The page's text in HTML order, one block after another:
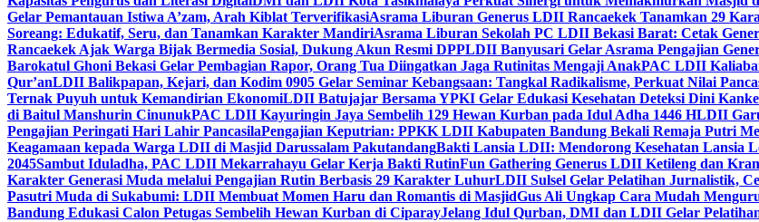
Gelar Pemantauan Istiwa A’zam, Arah Kiblat TerverifikasiAsrama Liburan Generus LDII Rancaekek Tanamkan 29
Soreang: Edukatif, Seru, dan Tanamkan Karakter MandiriAsrama Liburan Sekolah PC LDII Bekasi Barat: Cetak
Rancaekek Ajak Warga Bijak Bermedia Sosial, Dukung Akun Resmi DPPLDII Banyusari Gelar Asrama Pengajian
Barokatul Ghoni Bekasi Gelar Pembagian Rapor, Orang Tua Diingatkan Jaga Rutinitas Mengaji AnakPAC LDII
Qur’anLDII Balikpapan, Kejari, dan Kodim 0905 Gelar Seminar Kebangsaan: Tangkal Radikalisme, Perkuat Nilai
Ternak Puyuh untuk Kemandirian EkonomiLDII Batujajar Bersama YPKI Gelar Edukasi Kesehatan Deteksi Dini
di Baitul Manshurin CinunukPAC LDII Kayuringin Jaya Sembelih 129 Hewan Kurban pada Idul Adha 1446 HLDII
Pengajian Peringati Hari Lahir PancasilaPengajian Keputrian: PPKK LDII Kabupaten Bandung Bekali Remaja Putri
Keagamaan kepada Warga LDII di Masjid Darussalam PakutandangBakti Lansia LDII: Mendorong Kesehatan Lansia
2045Sambut Iduladha, PAC LDII Mekarrahayu Gelar Kerja Bakti RutinFun Gathering Generus LDII Ketileng dan
Karakter Generasi Muda melalui Pengajian Rutin Berbasis 29 Karakter LuhurLDII Sulsel Gelar Pelatihan Jurnalistik,
Pasutri Muda di Sukabumi: LDII Membuat Momen Haru dan Romantis di MasjidGus Ali Ungkap Cara Mudah
Bandung Edukasi Calon Petugas Sembelih Hewan Kurban di CiparayJelang Idul Qurban, DMI dan LDII Gelar